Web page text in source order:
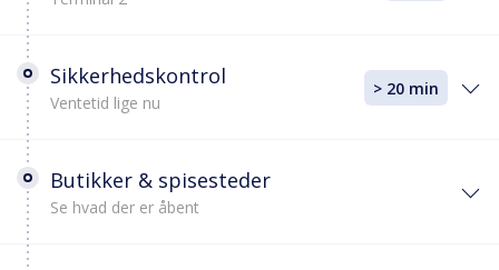
Sikkerhedskontrol
Ventetid lige nu
> 20 min
Butikker & spisesteder
Se hvad der er åbent